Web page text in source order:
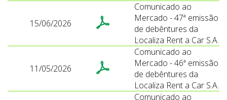
15/06/2026
Comunicado ao
Mercado - 47ª emissão
de debêntures da
Localiza Rent a Car S.A.
11/05/2026
Comunicado ao
Mercado - 46ª emissão
de debêntures da
Localiza Rent a Car S.A.
Comunicado ao